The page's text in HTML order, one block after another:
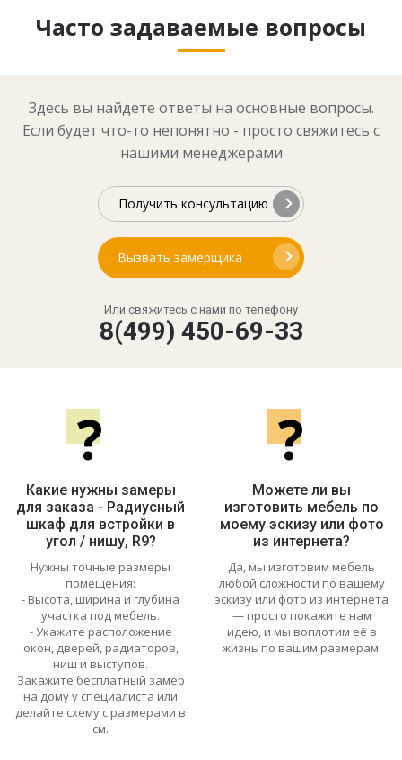
Часто задаваемые вопросы
Здесь вы найдете ответы на основные вопросы.
Если будет что-то непонятно - просто свяжитесь с
нашими менеджерами
Получить консультацию
Вызвать замерщика
Или свяжитесь с нами по телефону
8(499) 450-69-33
?
Какие нужны замеры
для заказа - Радиусный
шкаф для встройки в
угол / нишу, R9?
Нужны точные размеры
помещения:
- Высота, ширина и глубина
участка под мебель.
- Укажите расположение
окон, дверей, радиаторов,
ниш и выступов.
Закажите бесплатный замер
на дому у специалиста или
делайте схему с размерами в
см.
?
Можете ли вы
изготовить мебель по
моему эскизу или фото
из интернета?
Да, мы изготовим мебель
любой сложности по вашему
эскизу или фото из интернета
— просто покажите нам
идею, и мы воплотим её в
жизнь по вашим размерам.